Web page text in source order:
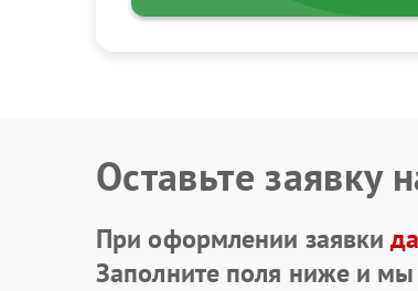
Оставьте заявку
При оформлении заявки
Заполните поля ниже и